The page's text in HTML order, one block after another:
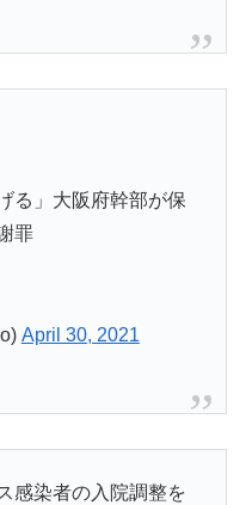
る」大阪府幹部が保
罪
April 30, 2021
感染者の入院調整を